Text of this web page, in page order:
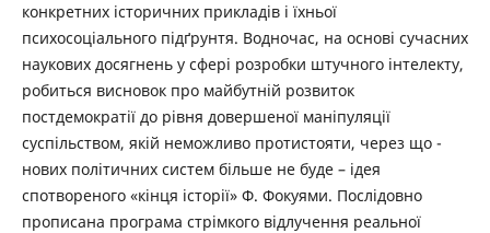
конкретних історичних прикладів і їхньої
психосоціального підґрунтя. Водночас, на основі ­сучасних
­наукових досягнень у сфері розробки штучного інтелекту,
робиться висновок про майбутній розвиток
постдемократії до рівня довершеної маніпуляції
суспільством, якій неможливо протистояти, через що ­
нових політичних систем більше не буде – ідея
спотвореного «кінця історії» Ф. Фокуями. Послідовно
прописана програма стрімкого відлучення реальної